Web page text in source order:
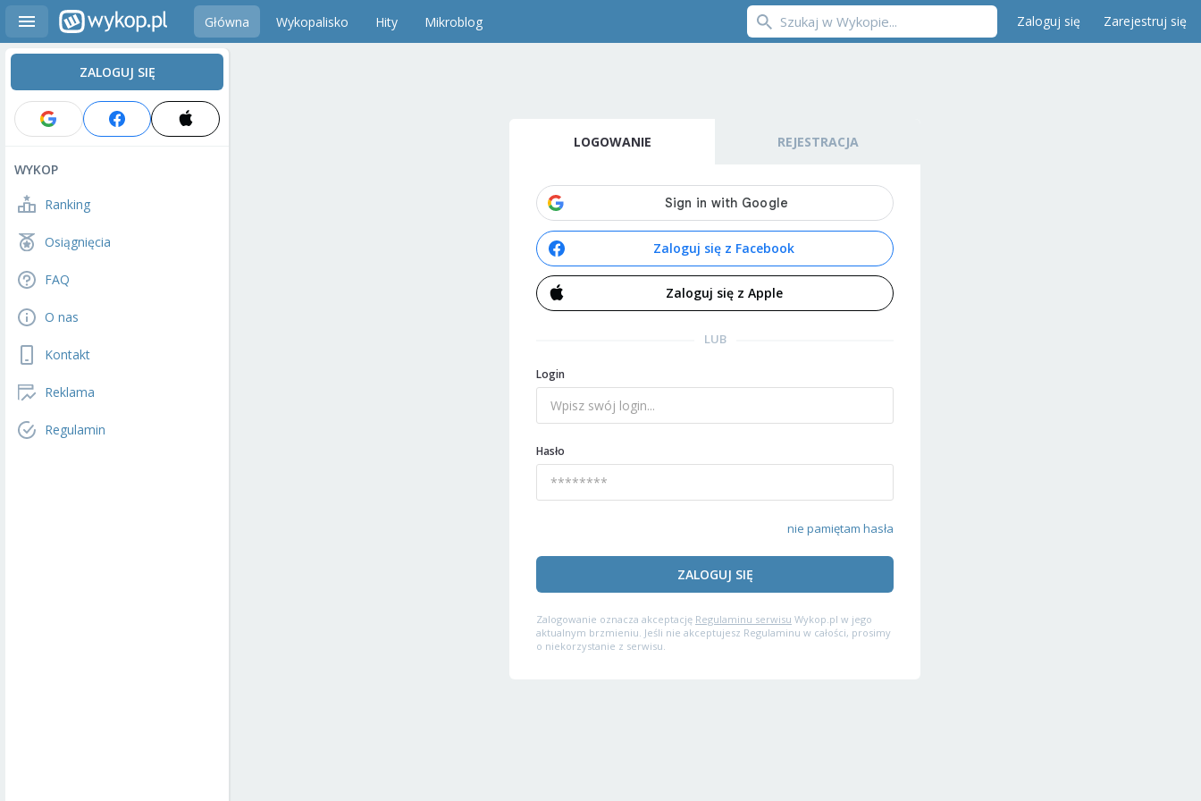
Główna Wykopalisko Hity Mikroblog Zaloguj się Zarejestruj się
ZALOGUJ SIĘ
WYKOP
Ranking
Osiągnięcia
FAQ
O nas
Kontakt
Reklama
Regulamin
LOGOWANIE REJESTRACJA
Zaloguj się z Facebook
Zaloguj się z Apple
LUB
Login
Hasło
nie pamiętam hasła
ZALOGUJ SIĘ
Zalogowanie oznacza akceptację Regulaminu serwisu Wykop.pl w jego
aktualnym brzmieniu. Jeśli nie akceptujesz Regulaminu w całości, prosimy
o niekorzystanie z serwisu.